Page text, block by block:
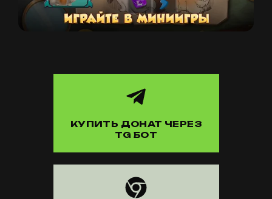
КУПИТЬ ДОНАТ ЧЕРЕЗ
TG БОТ